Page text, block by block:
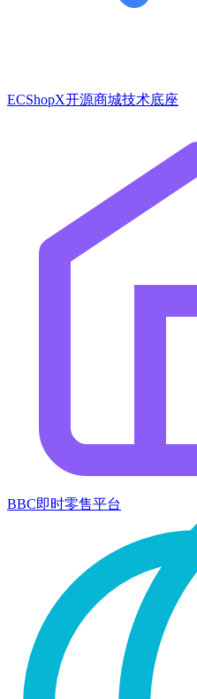
ECShopX开源商城技术底座
BBC即时零售平台